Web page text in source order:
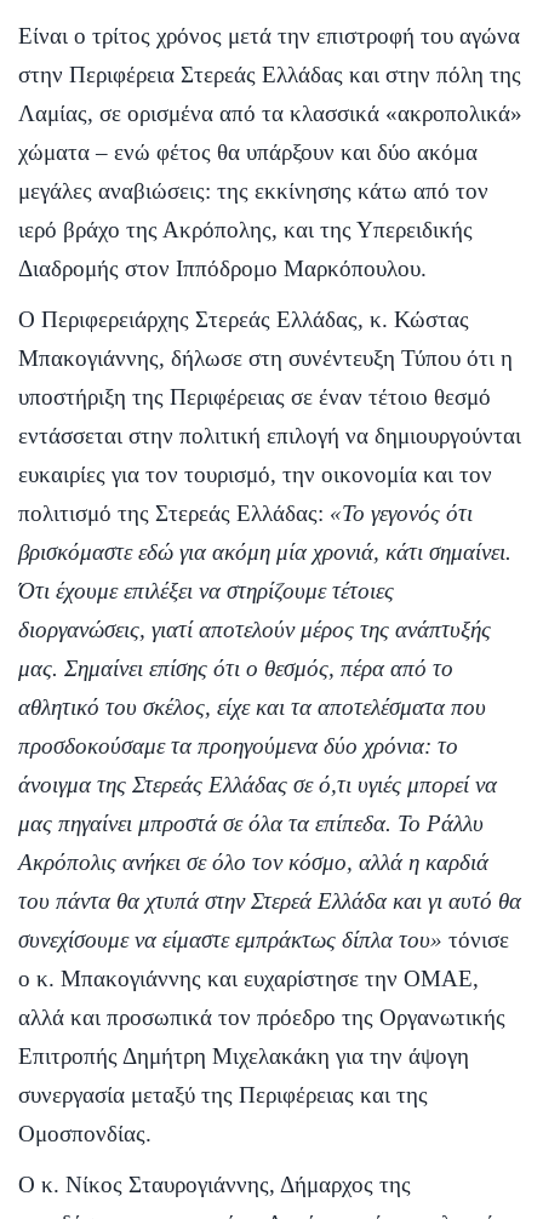
Είναι ο τρίτος χρόνος μετά την επιστροφή του αγώνα
στην Περιφέρεια Στερεάς Ελλάδας και στην πόλη της
Λαμίας, σε ορισμένα από τα κλασσικά «ακροπολικά»
χώματα – ενώ φέτος θα υπάρξουν και δύο ακόμα
μεγάλες αναβιώσεις: της εκκίνησης κάτω από τον
ιερό βράχο της Ακρόπολης, και της Υπερειδικής
Διαδρομής στον Ιππόδρομο Μαρκόπουλου.
Ο Περιφερειάρχης Στερεάς Ελλάδας, κ. Κώστας
Μπακογιάννης, δήλωσε στη συνέντευξη Τύπου ότι η
υποστήριξη της Περιφέρειας σε έναν τέτοιο θεσμό
εντάσσεται στην πολιτική επιλογή να δημιουργούνται
ευκαιρίες για τον τουρισμό, την οικονομία και τον
πολιτισμό της Στερεάς Ελλάδας: «Το γεγονός ότι
βρισκόμαστε εδώ για ακόμη μία χρονιά, κάτι σημαίνει.
Ότι έχουμε επιλέξει να στηρίζουμε τέτοιες
διοργανώσεις, γιατί αποτελούν μέρος της ανάπτυξής
μας. Σημαίνει επίσης ότι ο θεσμός, πέρα από το
αθλητικό του σκέλος, είχε και τα αποτελέσματα που
προσδοκούσαμε τα προηγούμενα δύο χρόνια: το
άνοιγμα της Στερεάς Ελλάδας σε ό,τι υγιές μπορεί να
μας πηγαίνει μπροστά σε όλα τα επίπεδα. Το Ράλλυ
Ακρόπολις ανήκει σε όλο τον κόσμο, αλλά η καρδιά
του πάντα θα χτυπά στην Στερεά Ελλάδα και γι αυτό θα
συνεχίσουμε να είμαστε εμπράκτως δίπλα του» τόνισε
ο κ. Μπακογιάννης και ευχαρίστησε την ΟΜΑΕ,
αλλά και προσωπικά τον πρόεδρο της Οργανωτικής
Επιτροπής Δημήτρη Μιχελακάκη για την άψογη
συνεργασία μεταξύ της Περιφέρειας και της
Ομοσπονδίας.
Ο κ. Νίκος Σταυρογιάννης, Δήμαρχος της